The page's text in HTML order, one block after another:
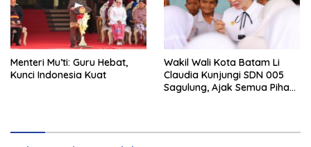
Menteri Mu’ti: Guru Hebat,
Kunci Indonesia Kuat
Wakil Wali Kota Batam Li
Claudia Kunjungi SDN 005
Sagulung, Ajak Semua Pihak